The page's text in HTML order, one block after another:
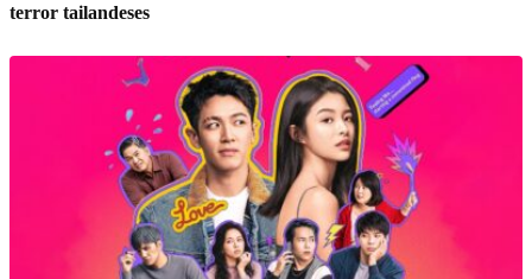
terror tailandeses